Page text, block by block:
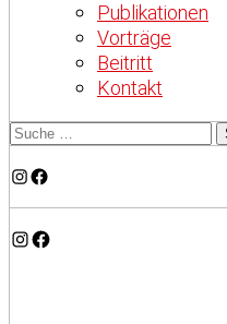
Publikationen
Vorträge
Beitritt
Kontakt
Instagram
Facebook
Instagram
Facebook